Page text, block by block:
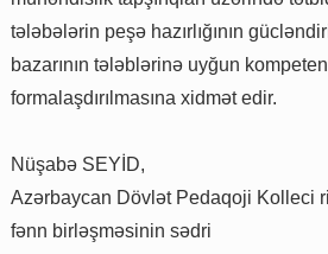
tələbələrin peşə hazırlığının
bazarının tələblərinə uyğun
formalaşdırılmasına xidmət edir.
Nüşabə SEYİD,
Azərbaycan Dövlət Pedaqoji Kolleci
fənn birləşməsinin sədri